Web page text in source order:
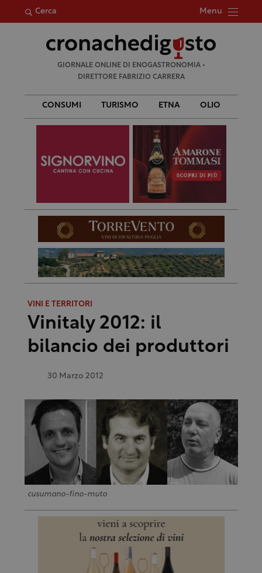
Cerca Menu
per:
GIORNALE ONLINE DI ENOGASTRONOMIA •
DIRETTORE FABRIZIO CARRERA
CONSUMI TURISMO ETNA OLIO
VINI E TERRITORI
Vinitaly 2012: il
bilancio dei produttori
30 Marzo 2012
cusumano-fino-muto